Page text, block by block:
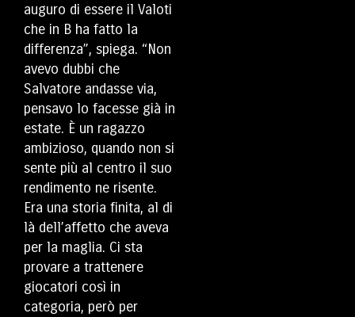
auguro di essere il Valoti
che in B ha fatto la
differenza”, spiega. “Non
avevo dubbi che
Salvatore andasse via,
pensavo lo facesse già in
estate. È un ragazzo
ambizioso, quando non si
sente più al centro il suo
rendimento ne risente.
Era una storia finita, al di
là dell’affetto che aveva
per la maglia. Ci sta
provare a trattenere
giocatori così in
categoria, però per